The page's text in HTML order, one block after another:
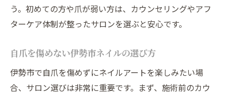
う。初めての方や爪が弱い方は、カウンセリングやアフ
ターケア体制が整ったサロンを選ぶと安心です。
自爪を傷めない伊勢市ネイルの選び方
伊勢市で自爪を傷めずにネイルアートを楽しみたい場
合、サロン選びは非常に重要です。まず、施術前のカウ